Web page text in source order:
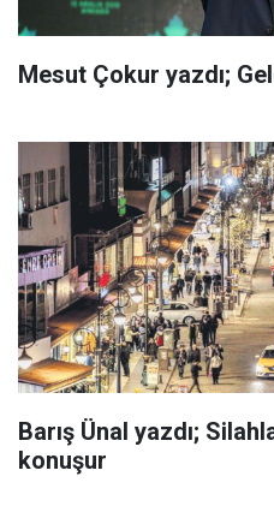
Mesut Çokur yazdı;
Barış Ünal yazdı;
konuşur